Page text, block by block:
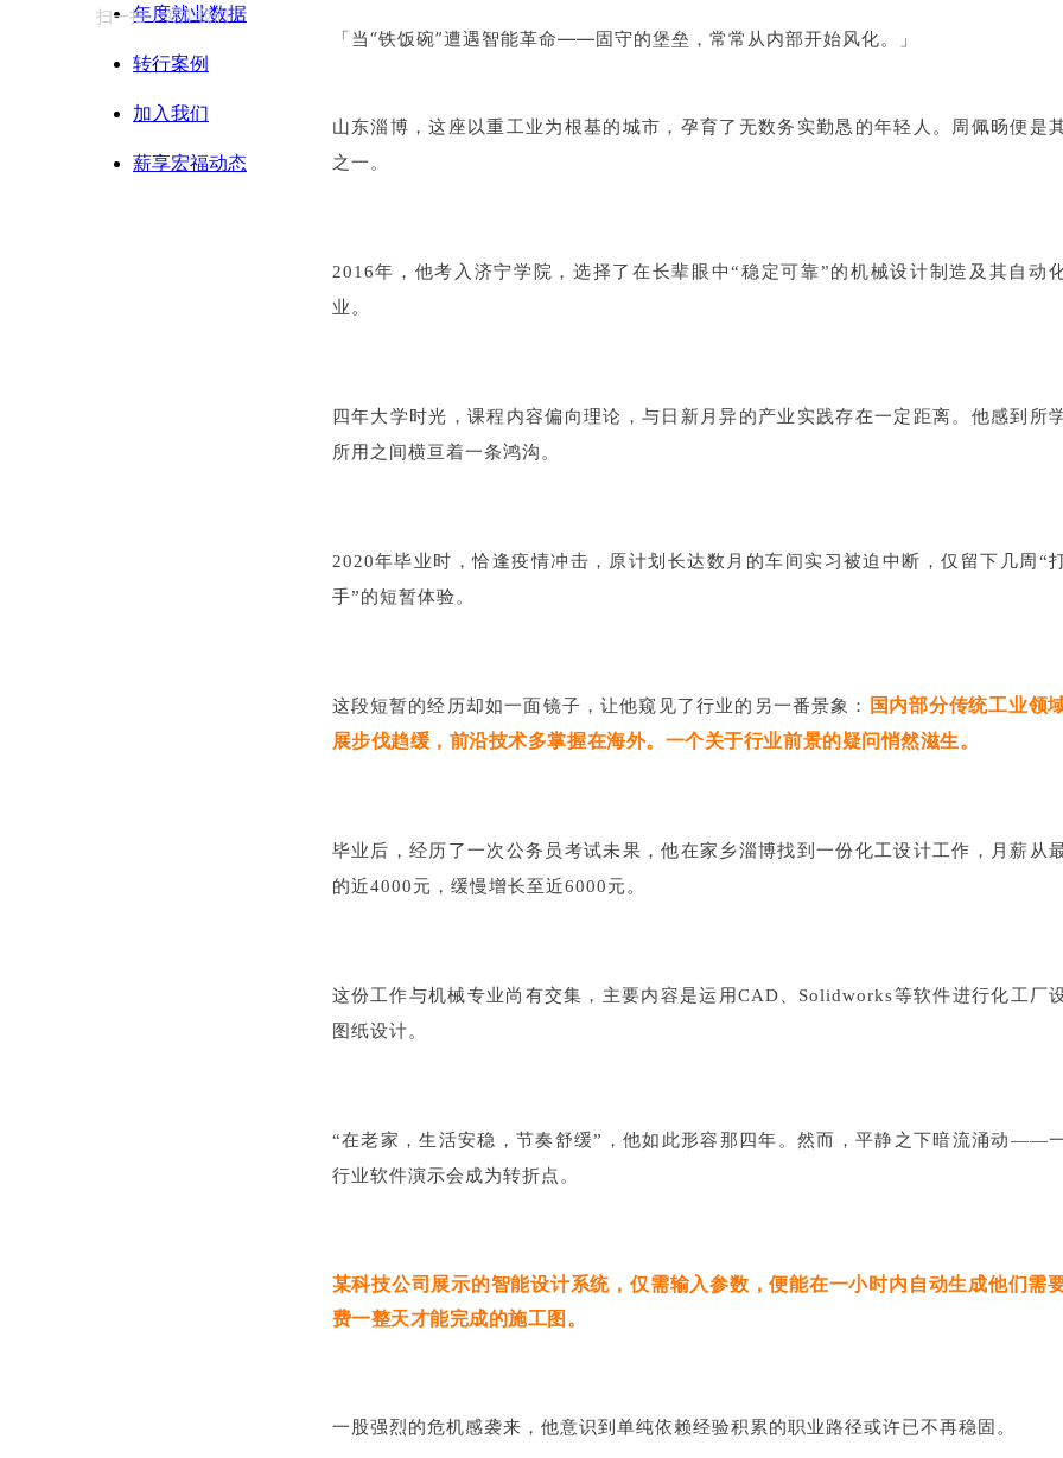
「 当“铁饭碗”遭遇智能革命——固守的堡垒，常常从内部开始风化。 」
山东淄博，这座以重工业为根基的城市，孕育了无数务实勤恳的年轻人。周佩旸便是
之一。
2016年，他考入济宁学院，选择了在长辈眼中“稳定可靠”的机械设计制造及其自动
业。
四年大学时光，课程内容偏向理论，与日新月异的产业实践存在一定距离。他感到所
所用之间横亘着一条鸿沟。
2020年毕业时，恰逢疫情冲击，原计划长达数月的车间实习被迫中断，仅留下几周“
手”的短暂体验。
这段短暂的经历却如一面镜子，让他窥见了行业的另一番景象：
国内部分传统工业领
展步伐趋缓，前沿技术多掌握在海外。一个关于行业前景的疑问悄然滋生。
毕业后，经历了一次公务员考试未果，他在家乡淄博找到一份化工设计工作，月薪从
的近4000元，缓慢增长至近6000元。
这份工作与机械专业尚有交集，主要内容是运用CAD、Solidworks等软件进行化工厂
图纸设计。
“在老家，生活安稳，节奏舒缓”，他如此形容那四年。然而，平静之下暗流涌动——
行业软件演示会成为转折点。
某科技公司展示的智能设计系统，仅需输入参数，便能在一小时内自动生成他们需
费一整天才能完成的施工图。
一股强烈的危机感袭来，他意识到单纯依赖经验积累的职业路径或许已不再稳固。
年度就业数据
转行案例
加入我们
薪享宏福动态
扫一扫，关注我们